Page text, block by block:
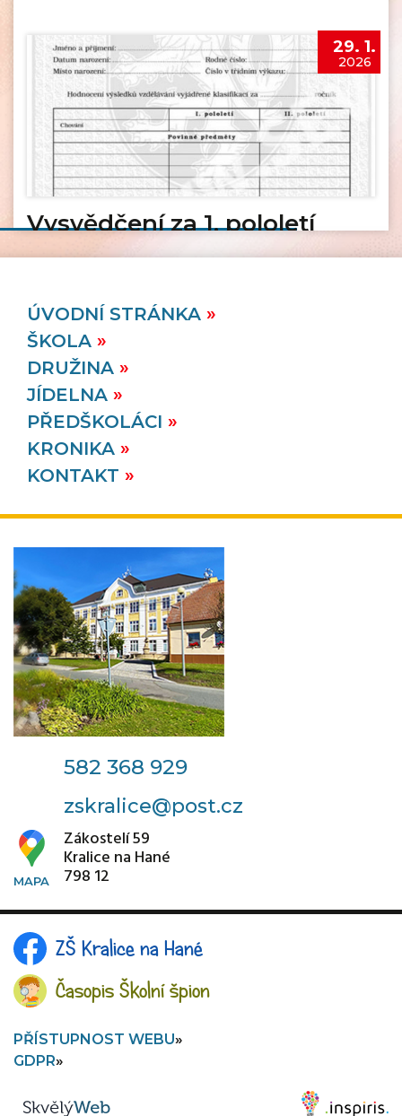
29. 1.
2026
Vysvědčení za 1. pololetí
VÍCE
ÚVODNÍ STRÁNKA
ŠKOLA
DRUŽINA
JÍDELNA
PŘEDŠKOLÁCI
KRONIKA
KONTAKT
582 368 929
zskralice@post.cz
Zákostelí 59
Kralice na Hané
798 12
ZŠ Kralice na Hané
Časopis Školní špion
PŘÍSTUPNOST WEBU
GDPR